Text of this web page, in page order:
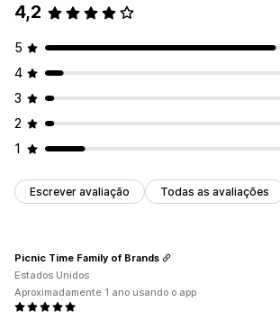
4,2
5
4
3
2
1
Escrever avaliação Todas as avaliações
Picnic Time Family of Brands
Estados Unidos
Aproximadamente 1 ano usando o app